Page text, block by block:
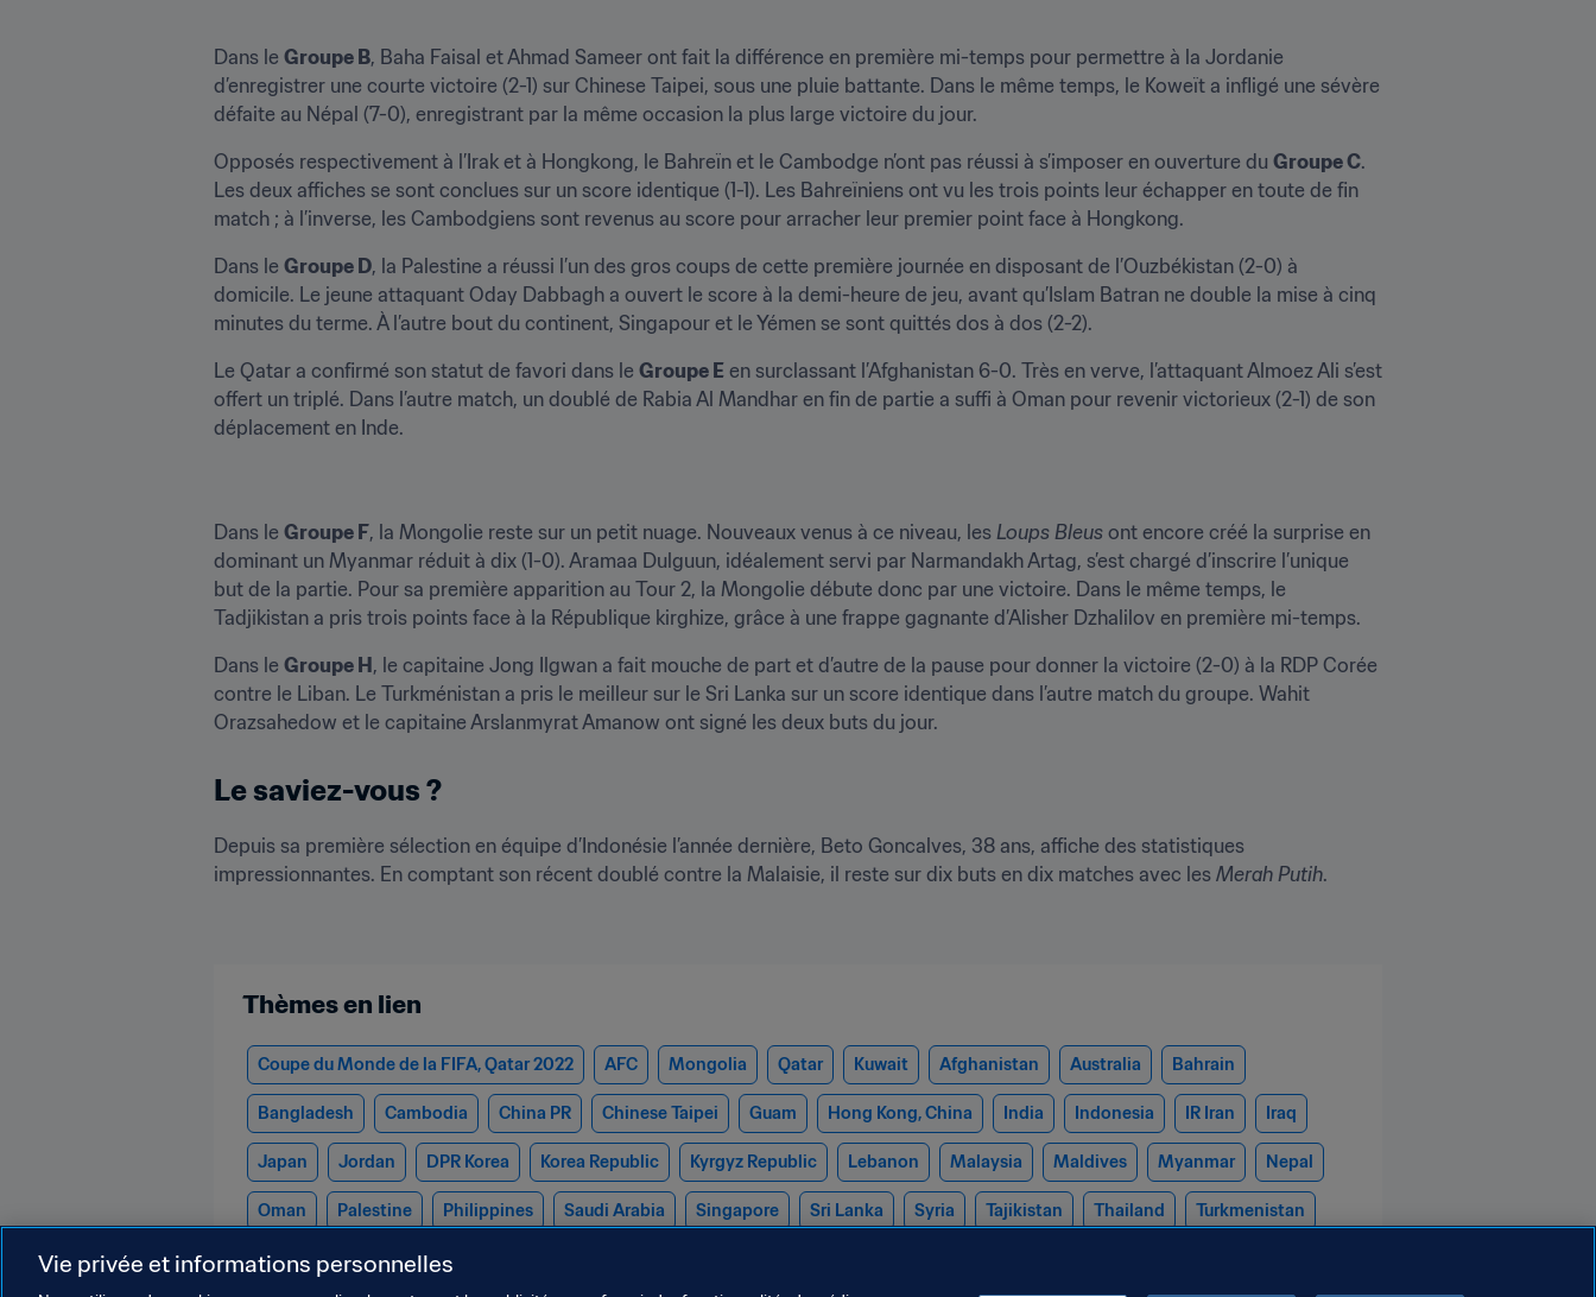
Dans le Groupe B, Baha Faisal et Ahmad Sameer ont fait la différence en première mi-temps pour permettre à la Jordanie
d’enregistrer une courte victoire (2-1) sur Chinese Taipei, sous une pluie battante. Dans le même temps, le Koweït a infligé une sévère
défaite au Népal (7-0), enregistrant par la même occasion la plus large victoire du jour.
Opposés respectivement à l’Irak et à Hongkong, le Bahreïn et le Cambodge n’ont pas réussi à s’imposer en ouverture du Groupe C.
Les deux affiches se sont conclues sur un score identique (1-1). Les Bahreïniens ont vu les trois points leur échapper en toute de fin
match ; à l’inverse, les Cambodgiens sont revenus au score pour arracher leur premier point face à Hongkong.
Dans le Groupe D, la Palestine a réussi l’un des gros coups de cette première journée en disposant de l’Ouzbékistan (2-0) à
domicile. Le jeune attaquant Oday Dabbagh a ouvert le score à la demi-heure de jeu, avant qu’Islam Batran ne double la mise à cinq
minutes du terme. À l’autre bout du continent, Singapour et le Yémen se sont quittés dos à dos (2-2).
Le Qatar a confirmé son statut de favori dans le Groupe E en surclassant l’Afghanistan 6-0. Très en verve, l’attaquant Almoez Ali s’est
offert un triplé. Dans l’autre match, un doublé de Rabia Al Mandhar en fin de partie a suffi à Oman pour revenir victorieux (2-1) de son
déplacement en Inde.
Dans le Groupe F, la Mongolie reste sur un petit nuage. Nouveaux venus à ce niveau, les Loups Bleus ont encore créé la surprise en
dominant un Myanmar réduit à dix (1-0). Aramaa Dulguun, idéalement servi par Narmandakh Artag, s’est chargé d’inscrire l’unique
but de la partie. Pour sa première apparition au Tour 2, la Mongolie débute donc par une victoire. Dans le même temps, le
Tadjikistan a pris trois points face à la République kirghize, grâce à une frappe gagnante d’Alisher Dzhalilov en première mi-temps.
Dans le Groupe H, le capitaine Jong Ilgwan a fait mouche de part et d’autre de la pause pour donner la victoire (2-0) à la RDP Corée
contre le Liban. Le Turkménistan a pris le meilleur sur le Sri Lanka sur un score identique dans l’autre match du groupe. Wahit
Orazsahedow et le capitaine Arslanmyrat Amanow ont signé les deux buts du jour.
Le saviez-vous ?
Depuis sa première sélection en équipe d’Indonésie l’année dernière, Beto Goncalves, 38 ans, affiche des statistiques
impressionnantes. En comptant son récent doublé contre la Malaisie, il reste sur dix buts en dix matches avec les Merah Putih.
Thèmes en lien
Coupe du Monde de la FIFA, Qatar 2022 AFC Mongolia Qatar Kuwait Afghanistan Australia Bahrain
Bangladesh Cambodia China PR Chinese Taipei Guam Hong Kong, China India Indonesia IR Iran Iraq
Japan Jordan DPR Korea Korea Republic Kyrgyz Republic Lebanon Malaysia Maldives Myanmar Nepal
Oman Palestine Philippines Saudi Arabia Singapore Sri Lanka Syria Tajikistan Thailand Turkmenistan
United Arab Emirates
Vie privée et informations personnelles